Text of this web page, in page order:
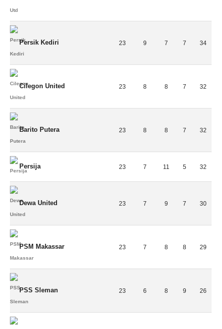
Persik Kediri 23 9 7 7 34
Cilegon United 23 8 8 7 32
Barito Putera 23 8 8 7 32
Persija 23 7 11 5 32
Dewa United 23 7 9 7 30
PSM Makassar 23 7 8 8 29
PSS Sleman 23 6 8 9 26